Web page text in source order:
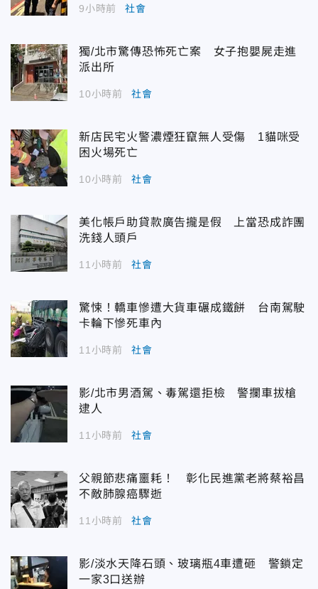
9小時前 社會
獨/北市驚傳恐怖死亡案 女子抱嬰屍走進
派出所
10小時前 社會
新店民宅火警濃煙狂竄無人受傷 1貓咪受
困火場死亡
10小時前 社會
美化帳戶助貸款廣告攏是假 上當恐成詐團
洗錢人頭戶
11小時前 社會
驚悚！轎車慘遭大貨車碾成鐵餅 台南駕駛
卡輪下慘死車內
11小時前 社會
影/北市男酒駕、毒駕還拒檢 警攔車拔槍
逮人
11小時前 社會
父親節悲痛噩耗！ 彰化民進黨老將蔡裕昌
不敵肺腺癌驟逝
11小時前 社會
影/淡水天降石頭、玻璃瓶4車遭砸 警鎖定
一家3口送辦